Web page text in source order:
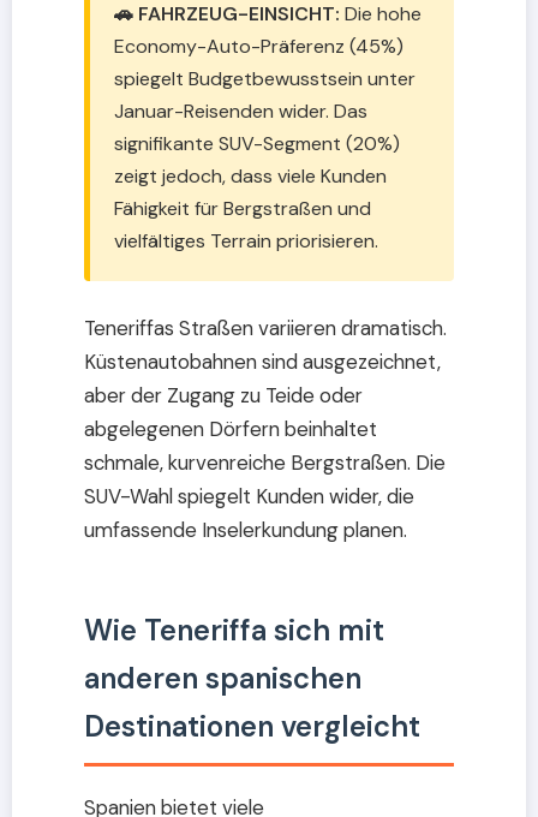
🚗 FAHRZEUG-EINSICHT: Die hohe
Economy-Auto-Präferenz (45%)
spiegelt Budgetbewusstsein unter
Januar-Reisenden wider. Das
signifikante SUV-Segment (20%)
zeigt jedoch, dass viele Kunden
Fähigkeit für Bergstraßen und
vielfältiges Terrain priorisieren.
Teneriffas Straßen variieren dramatisch.
Küstenautobahnen sind ausgezeichnet,
aber der Zugang zu Teide oder
abgelegenen Dörfern beinhaltet
schmale, kurvenreiche Bergstraßen. Die
SUV-Wahl spiegelt Kunden wider, die
umfassende Inselerkundung planen.
Wie Teneriffa sich mit
anderen spanischen
Destinationen vergleicht
Spanien bietet viele